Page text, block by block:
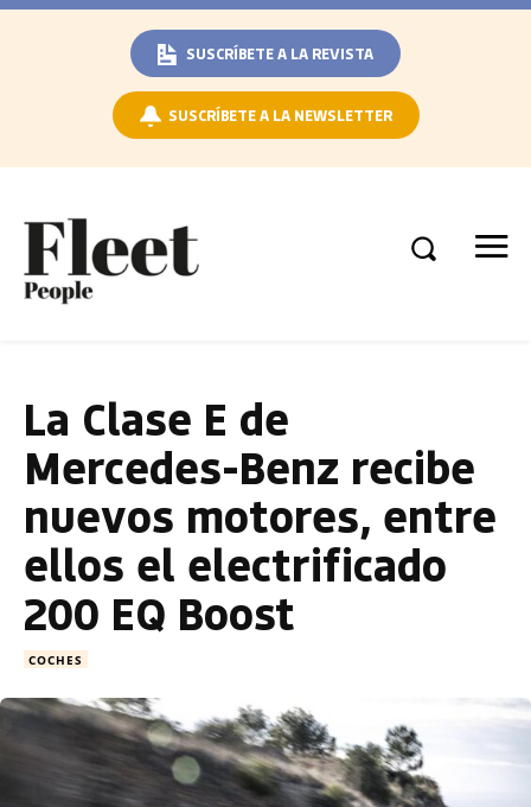
SUSCRÍBETE A LA REVISTA
SUSCRÍBETE A LA NEWSLETTER
La Clase E de
Mercedes-Benz recibe
nuevos motores, entre
ellos el electrificado
200 EQ Boost
COCHES